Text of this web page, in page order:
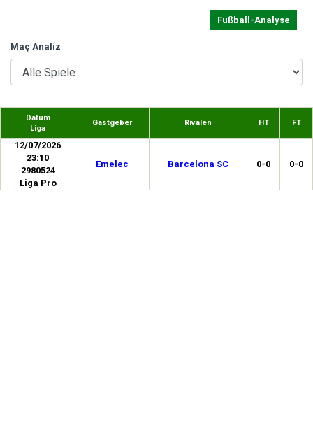
Fußball-Analyse
Maç Analiz
Datum
Liga
Gastgeber Rivalen HT FT
12/07/2026
23:10
2980524
Liga Pro
Emelec Barcelona SC 0-0 0-0